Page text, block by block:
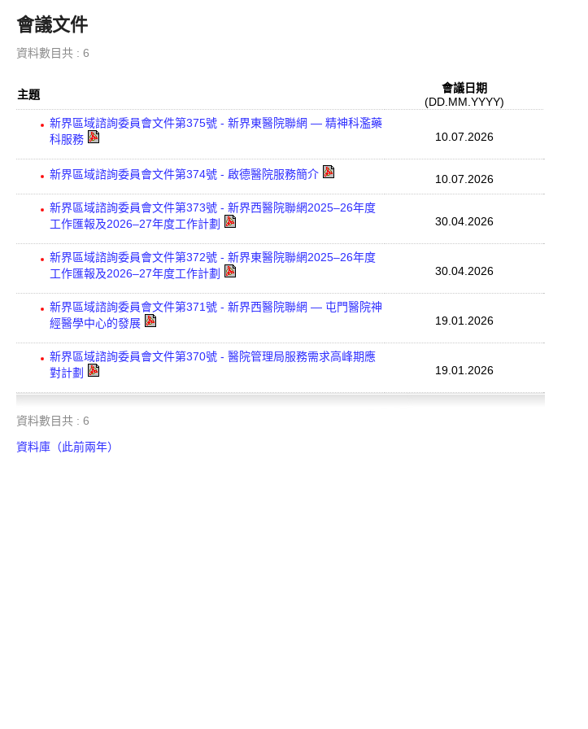
會議文件
資料數目共 : 6
主題
會議日期
(DD.MM.YYYY)
新界區域諮詢委員會文件第375號 - 新界東醫院聯網 — 精神科濫藥
科服務
10.07.2026
新界區域諮詢委員會文件第374號 - 啟德醫院服務簡介 10.07.2026
新界區域諮詢委員會文件第373號 - 新界西醫院聯網2025–26年度
工作匯報及2026–27年度工作計劃
30.04.2026
新界區域諮詢委員會文件第372號 - 新界東醫院聯網2025–26年度
工作匯報及2026–27年度工作計劃
30.04.2026
新界區域諮詢委員會文件第371號 - 新界西醫院聯網 — 屯門醫院神
經醫學中心的發展
19.01.2026
新界區域諮詢委員會文件第370號 - 醫院管理局服務需求高峰期應
對計劃
19.01.2026
資料數目共 : 6
資料庫（此前兩年）